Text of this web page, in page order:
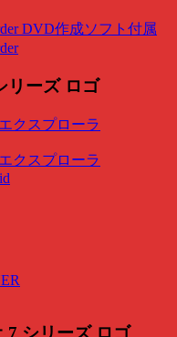
DVD作成ソフト付属
クスプローラ
クスプローラ